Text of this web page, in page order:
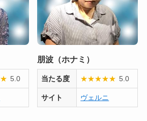
★ 5.0
朋波（ホナミ）
当たる度 ★★★★★ 5.0
サイト ヴェルニ